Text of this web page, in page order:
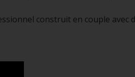
construit en couple avec